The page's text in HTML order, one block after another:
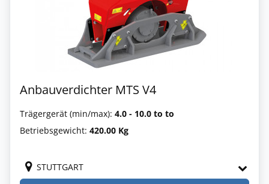
Anbauverdichter MTS V4
Trägergerät (min/max): 4.0 - 10.0 to to
Betriebsgewicht: 420.00 Kg
STUTTGART